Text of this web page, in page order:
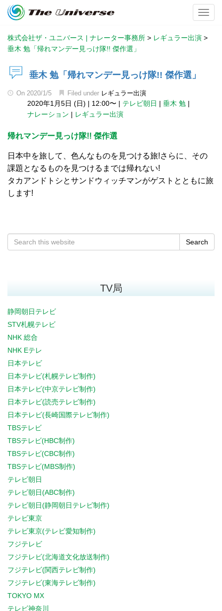
株式会社ザ・ユニバース | ナレーター事務所 > レギュラー出演 >
垂木 勉「帰れマンデー見っけ隊!! 傑作選」
垂木 勉「帰れマンデー見っけ隊!! 傑作選」
On 2020/1/5 Filed under レギュラー出演
2020年1月5日 (日) | 12:00〜 | テレビ朝日 | 垂木 勉 |
ナレーション | レギュラー出演
帰れマンデー見っけ隊!! 傑作選
日本中を旅して、色んなものを見つける旅!さらに、その
課題となるものを見つけるまでは帰れない!
タカアンドトシとサンドウィッチマンがゲストとともに旅
します!
Search
TV局
静岡朝日テレビ
STV札幌テレビ
NHK 総合
NHK Eテレ
日本テレビ
日本テレビ(札幌テレビ制作)
日本テレビ(中京テレビ制作)
日本テレビ(読売テレビ制作)
日本テレビ(長崎国際テレビ制作)
TBSテレビ
TBSテレビ(HBC制作)
TBSテレビ(CBC制作)
TBSテレビ(MBS制作)
テレビ朝日
テレビ朝日(ABC制作)
テレビ朝日(静岡朝日テレビ制作)
テレビ東京
テレビ東京(テレビ愛知制作)
フジテレビ
フジテレビ(北海道文化放送制作)
フジテレビ(関西テレビ制作)
フジテレビ(東海テレビ制作)
TOKYO MX
テレビ神奈川